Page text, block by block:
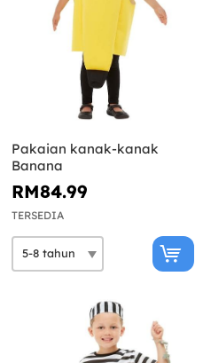
Pakaian kanak-kanak
Banana
RM84.99
TERSEDIA